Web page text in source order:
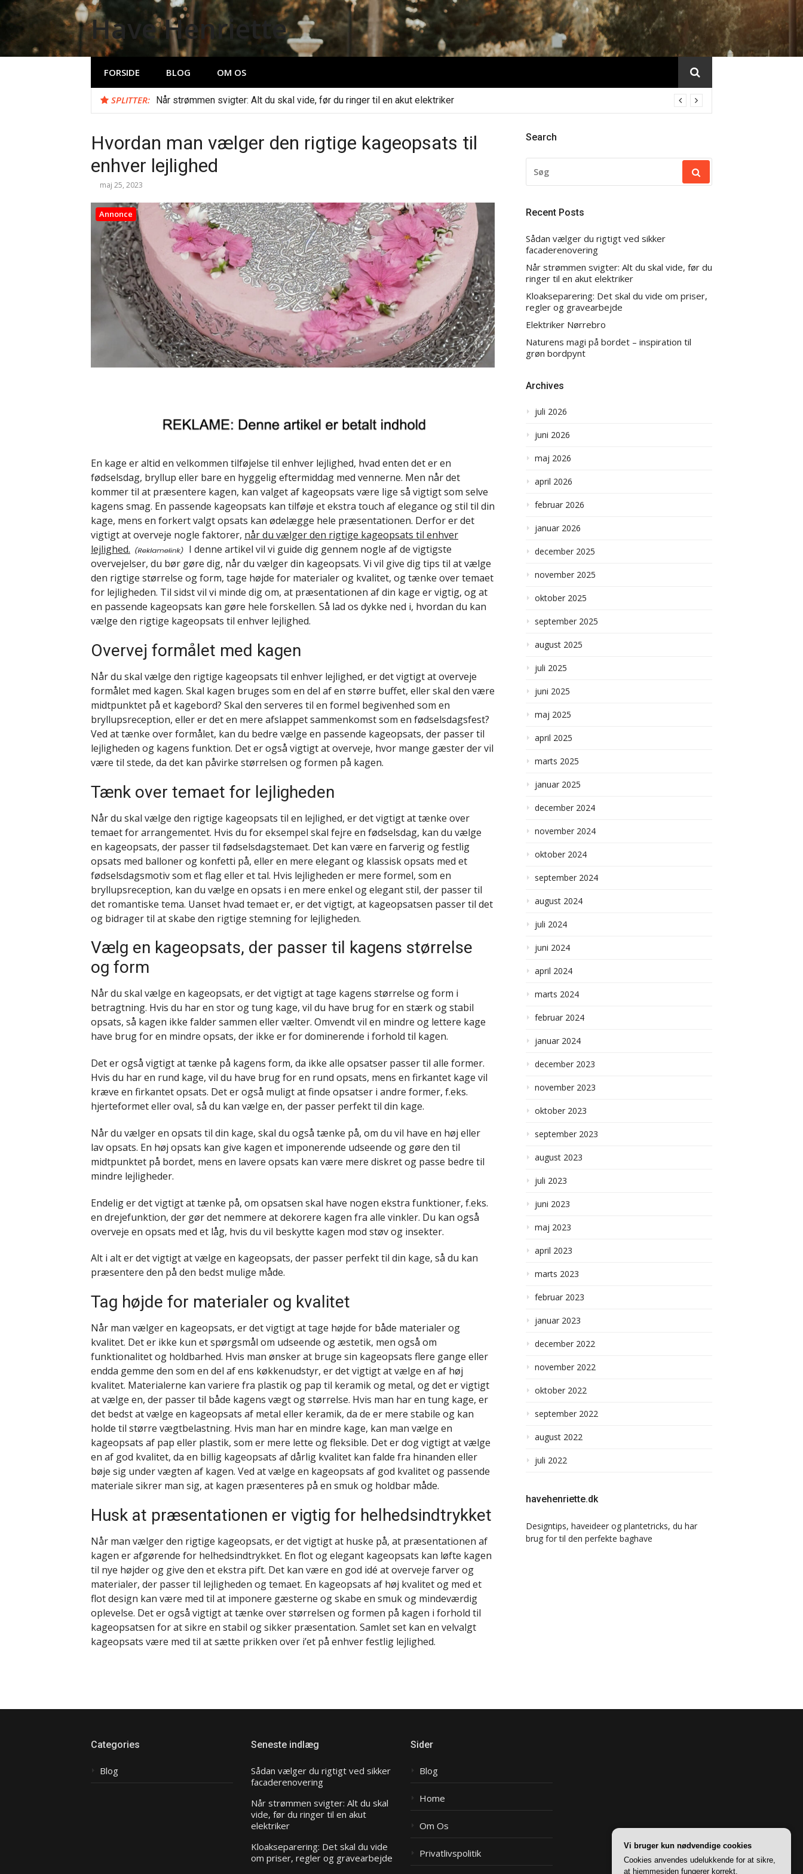
Spring
til
indhold
Have Henriette
FORSIDE BLOG OM OS
SPLITTER: Når strømmen svigter: Alt du skal vide, før du ringer til en akut elektriker
Hvordan man vælger den rigtige kageopsats til
enhver lejlighed
maj 25, 2023
Annonce
En kage er altid en velkommen tilføjelse til enhver lejlighed, hvad enten det er en
fødselsdag, bryllup eller bare en hyggelig eftermiddag med vennerne. Men når det
kommer til at præsentere kagen, kan valget af kageopsats være lige så vigtigt som selve
kagens smag. En passende kageopsats kan tilføje et ekstra touch af elegance og stil til din
kage, mens en forkert valgt opsats kan ødelægge hele præsentationen. Derfor er det
vigtigt at overveje nogle faktorer, når du vælger den rigtige kageopsats til enhver
lejlighed.
I denne artikel vil vi guide dig gennem nogle af de vigtigste
overvejelser, du bør gøre dig, når du vælger din kageopsats. Vi vil give dig tips til at vælge
den rigtige størrelse og form, tage højde for materialer og kvalitet, og tænke over temaet
for lejligheden. Til sidst vil vi minde dig om, at præsentationen af din kage er vigtig, og at
en passende kageopsats kan gøre hele forskellen. Så lad os dykke ned i, hvordan du kan
vælge den rigtige kageopsats til enhver lejlighed.
Overvej formålet med kagen
Når du skal vælge den rigtige kageopsats til enhver lejlighed, er det vigtigt at overveje
formålet med kagen. Skal kagen bruges som en del af en større buffet, eller skal den være
midtpunktet på et kagebord? Skal den serveres til en formel begivenhed som en
bryllupsreception, eller er det en mere afslappet sammenkomst som en fødselsdagsfest?
Ved at tænke over formålet, kan du bedre vælge en passende kageopsats, der passer til
lejligheden og kagens funktion. Det er også vigtigt at overveje, hvor mange gæster der vil
være til stede, da det kan påvirke størrelsen og formen på kagen.
Tænk over temaet for lejligheden
Når du skal vælge den rigtige kageopsats til en lejlighed, er det vigtigt at tænke over
temaet for arrangementet. Hvis du for eksempel skal fejre en fødselsdag, kan du vælge
en kageopsats, der passer til fødselsdagstemaet. Det kan være en farverig og festlig
opsats med balloner og konfetti på, eller en mere elegant og klassisk opsats med et
fødselsdagsmotiv som et flag eller et tal. Hvis lejligheden er mere formel, som en
bryllupsreception, kan du vælge en opsats i en mere enkel og elegant stil, der passer til
det romantiske tema. Uanset hvad temaet er, er det vigtigt, at kageopsatsen passer til det
og bidrager til at skabe den rigtige stemning for lejligheden.
Vælg en kageopsats, der passer til kagens størrelse
og form
Når du skal vælge en kageopsats, er det vigtigt at tage kagens størrelse og form i
betragtning. Hvis du har en stor og tung kage, vil du have brug for en stærk og stabil
opsats, så kagen ikke falder sammen eller vælter. Omvendt vil en mindre og lettere kage
have brug for en mindre opsats, der ikke er for dominerende i forhold til kagen.
Det er også vigtigt at tænke på kagens form, da ikke alle opsatser passer til alle former.
Hvis du har en rund kage, vil du have brug for en rund opsats, mens en firkantet kage vil
kræve en firkantet opsats. Det er også muligt at finde opsatser i andre former, f.eks.
hjerteformet eller oval, så du kan vælge en, der passer perfekt til din kage.
Når du vælger en opsats til din kage, skal du også tænke på, om du vil have en høj eller
lav opsats. En høj opsats kan give kagen et imponerende udseende og gøre den til
midtpunktet på bordet, mens en lavere opsats kan være mere diskret og passe bedre til
mindre lejligheder.
Endelig er det vigtigt at tænke på, om opsatsen skal have nogen ekstra funktioner, f.eks.
en drejefunktion, der gør det nemmere at dekorere kagen fra alle vinkler. Du kan også
overveje en opsats med et låg, hvis du vil beskytte kagen mod støv og insekter.
Alt i alt er det vigtigt at vælge en kageopsats, der passer perfekt til din kage, så du kan
præsentere den på den bedst mulige måde.
Tag højde for materialer og kvalitet
Når man vælger en kageopsats, er det vigtigt at tage højde for både materialer og
kvalitet. Det er ikke kun et spørgsmål om udseende og æstetik, men også om
funktionalitet og holdbarhed. Hvis man ønsker at bruge sin kageopsats flere gange eller
endda gemme den som en del af ens køkkenudstyr, er det vigtigt at vælge en af høj
kvalitet. Materialerne kan variere fra plastik og pap til keramik og metal, og det er vigtigt
at vælge en, der passer til både kagens vægt og størrelse. Hvis man har en tung kage, er
det bedst at vælge en kageopsats af metal eller keramik, da de er mere stabile og kan
holde til større vægtbelastning. Hvis man har en mindre kage, kan man vælge en
kageopsats af pap eller plastik, som er mere lette og fleksible. Det er dog vigtigt at vælge
en af god kvalitet, da en billig kageopsats af dårlig kvalitet kan falde fra hinanden eller
bøje sig under vægten af kagen. Ved at vælge en kageopsats af god kvalitet og passende
materiale sikrer man sig, at kagen præsenteres på en smuk og holdbar måde.
Husk at præsentationen er vigtig for helhedsindtrykket
Når man vælger den rigtige kageopsats, er det vigtigt at huske på, at præsentationen af
kagen er afgørende for helhedsindtrykket. En flot og elegant kageopsats kan løfte kagen
til nye højder og give den et ekstra pift. Det kan være en god idé at overveje farver og
materialer, der passer til lejligheden og temaet. En kageopsats af høj kvalitet og med et
flot design kan være med til at imponere gæsterne og skabe en smuk og mindeværdig
oplevelse. Det er også vigtigt at tænke over størrelsen og formen på kagen i forhold til
kageopsatsen for at sikre en stabil og sikker præsentation. Samlet set kan en velvalgt
kageopsats være med til at sætte prikken over i’et på enhver festlig lejlighed.
Search
EFTER:
Recent Posts
Sådan vælger du rigtigt ved sikker
facaderenovering
Når strømmen svigter: Alt du skal vide, før du
ringer til en akut elektriker
Kloakseparering: Det skal du vide om priser,
regler og gravearbejde
Elektriker Nørrebro
Naturens magi på bordet – inspiration til
grøn bordpynt
Archives
juli 2026
juni 2026
maj 2026
april 2026
februar 2026
januar 2026
december 2025
november 2025
oktober 2025
september 2025
august 2025
juli 2025
juni 2025
maj 2025
april 2025
marts 2025
januar 2025
december 2024
november 2024
oktober 2024
september 2024
august 2024
juli 2024
juni 2024
april 2024
marts 2024
februar 2024
januar 2024
december 2023
november 2023
oktober 2023
september 2023
august 2023
juli 2023
juni 2023
maj 2023
april 2023
marts 2023
februar 2023
januar 2023
december 2022
november 2022
oktober 2022
september 2022
august 2022
juli 2022
havehenriette.dk
Designtips, haveideer og plantetricks, du har
brug for til den perfekte baghave
Categories
Blog
Seneste indlæg
Sådan vælger du rigtigt ved sikker
facaderenovering
Når strømmen svigter: Alt du skal
vide, før du ringer til en akut
elektriker
Kloakseparering: Det skal du vide
om priser, regler og gravearbejde
Sider
Blog
Home
Om Os
Privatlivspolitik
Vi bruger kun nødvendige cookies
Cookies anvendes udelukkende for at sikre,
at hjemmesiden fungerer korrekt.